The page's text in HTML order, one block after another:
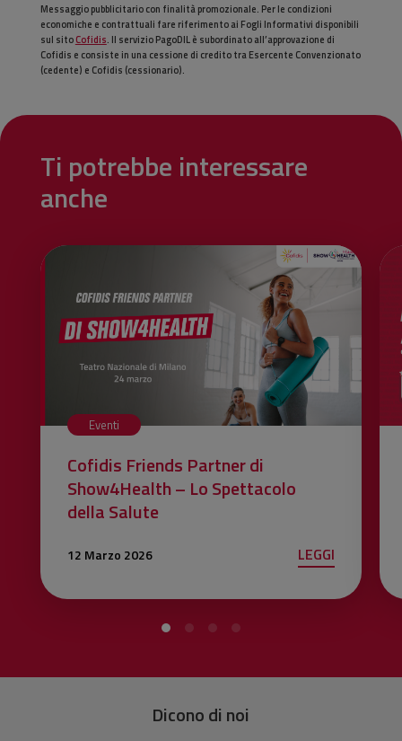
Messaggio pubblicitario con finalità promozionale. Per le condizioni
economiche e contrattuali fare riferimento ai Fogli Informativi disponibili
sul sitoCofidis. Il servizio PagoDIL è subordinato all’approvazione di
Cofidis e consiste in una cessione di credito tra Esercente Convenzionato
(cedente) e Cofidis (cessionario).
Ti potrebbe interessare
anche
Eventi
Cofidis Friends Partner di
Show4Health – Lo Spettacolo
della Salute
12 Marzo 2026 LEGGI
Dicono di noi